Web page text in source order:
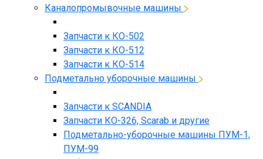
Каналопромывочные машины
Запчасти к КО-502
Запчасти к КО-512
Запчасти к КО-514
Подметально уборочные машины
Запчасти к SCANDIA
Запчасти КО-326, Scarab и другие
Подметально-уборочные машины ПУМ-1,
ПУМ-99